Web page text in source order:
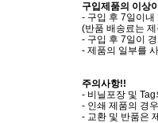
구입제품의 이상
- 구입 후 7일이
(반품 배송료는
- 구입 후 7일이
- 제품의 일부를
주의사항!!
- 비닐포장 및
- 인쇄 제품의 경
- 교환 및 반품은